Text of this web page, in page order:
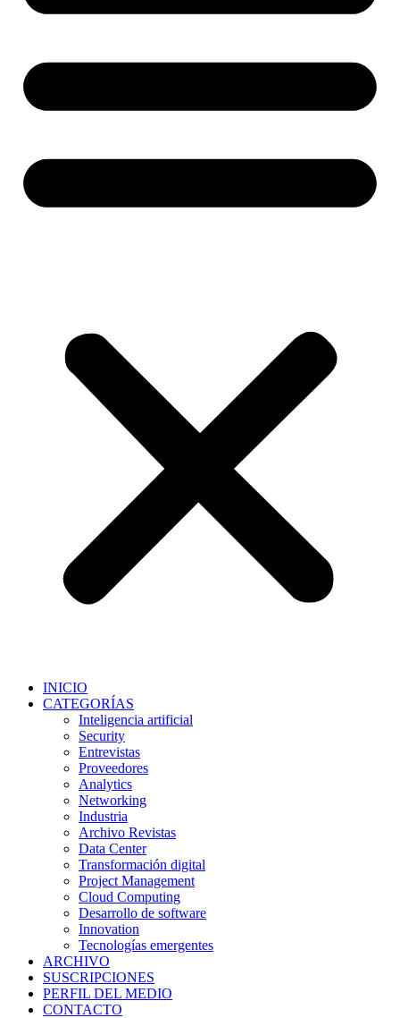
INICIO
CATEGORÍAS
Inteligencia artificial
Security
Entrevistas
Proveedores
Analytics
Networking
Industria
Archivo Revistas
Data Center
Transformación digital
Project Management
Cloud Computing
Desarrollo de software
Innovation
Tecnologías emergentes
ARCHIVO
SUSCRIPCIONES
PERFIL DEL MEDIO
CONTACTO